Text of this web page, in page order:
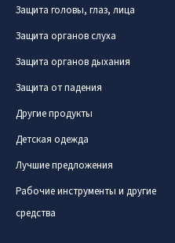
Защита головы, глаз, лица
Защита органов слуха
Защита органов дыхания
Защита от падения
Другие продукты
Детская одежда
Лучшие предложения
Рабочие инструменты и другие
средства